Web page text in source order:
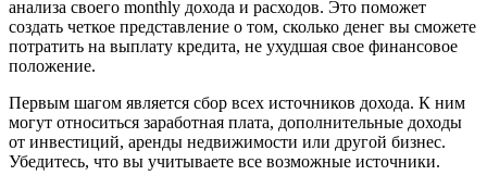
анализа своего monthly дохода и расходов. Это поможет
создать четкое представление о том, сколько денег вы сможете
потратить на выплату кредита, не ухудшая свое финансовое
положение.
Первым шагом является сбор всех источников дохода. К ним
могут относиться заработная плата, дополнительные доходы
от инвестиций, аренды недвижимости или другой бизнес.
Убедитесь, что вы учитываете все возможные источники.